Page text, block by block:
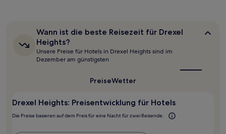
24 Stunden
2 Erwachsenen
wurde.
Wann
ist
die
beste
Reisezeit
Wann ist die beste Reisezeit für Drexel
Heights?
Unsere Preise für Hotels in Drexel Heights sind im
Dezember am günstigsten
PreiseWetter
Drexel Heights: Preisentwicklung für Hotels
Die Preise basieren auf dem Preis für eine Nacht für zwei Reisende.